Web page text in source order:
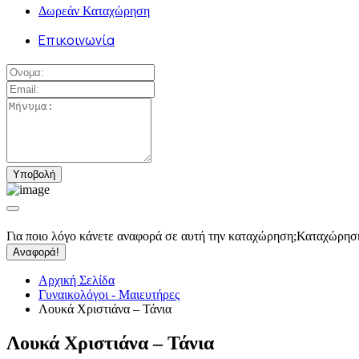
Δωρεάν Καταχώρηση
Επικοινωνία
Για ποιο λόγο κάνετε αναφορά σε αυτή την καταχώρηση;
Αναφορά!
Αρχική Σελίδα
Γυναικολόγοι - Μαιευτήρες
Λουκά Χριστιάνα – Τάνια
Λουκά Χριστιάνα – Τάνια